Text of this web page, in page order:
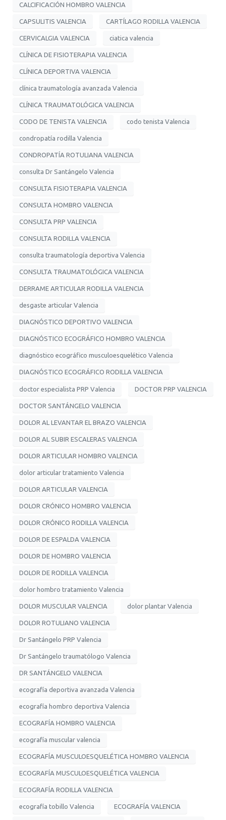
CALCIFICACIÓN HOMBRO VALENCIA
CAPSULITIS VALENCIA CARTÍLAGO RODILLA VALENCIA
CERVICALGIA VALENCIA ciatica valencia
CLÍNICA DE FISIOTERAPIA VALENCIA
CLÍNICA DEPORTIVA VALENCIA
clínica traumatología avanzada Valencia
CLÍNICA TRAUMATOLÓGICA VALENCIA
CODO DE TENISTA VALENCIA codo tenista Valencia
condropatía rodilla Valencia
CONDROPATÍA ROTULIANA VALENCIA
consulta Dr Santángelo Valencia
CONSULTA FISIOTERAPIA VALENCIA
CONSULTA HOMBRO VALENCIA
CONSULTA PRP VALENCIA
CONSULTA RODILLA VALENCIA
consulta traumatología deportiva Valencia
CONSULTA TRAUMATOLÓGICA VALENCIA
DERRAME ARTICULAR RODILLA VALENCIA
desgaste articular Valencia
DIAGNÓSTICO DEPORTIVO VALENCIA
DIAGNÓSTICO ECOGRÁFICO HOMBRO VALENCIA
diagnóstico ecográfico musculoesquelético Valencia
DIAGNÓSTICO ECOGRÁFICO RODILLA VALENCIA
doctor especialista PRP Valencia DOCTOR PRP VALENCIA
DOCTOR SANTÁNGELO VALENCIA
DOLOR AL LEVANTAR EL BRAZO VALENCIA
DOLOR AL SUBIR ESCALERAS VALENCIA
DOLOR ARTICULAR HOMBRO VALENCIA
dolor articular tratamiento Valencia
DOLOR ARTICULAR VALENCIA
DOLOR CRÓNICO HOMBRO VALENCIA
DOLOR CRÓNICO RODILLA VALENCIA
DOLOR DE ESPALDA VALENCIA
DOLOR DE HOMBRO VALENCIA
DOLOR DE RODILLA VALENCIA
dolor hombro tratamiento Valencia
DOLOR MUSCULAR VALENCIA dolor plantar Valencia
DOLOR ROTULIANO VALENCIA
Dr Santángelo PRP Valencia
Dr Santángelo traumatólogo Valencia
DR SANTÁNGELO VALENCIA
ecografía deportiva avanzada Valencia
ecografía hombro deportiva Valencia
ECOGRAFÍA HOMBRO VALENCIA
ecografía muscular valencia
ECOGRAFÍA MUSCULOESQUELÉTICA HOMBRO VALENCIA
ECOGRAFÍA MUSCULOESQUELÉTICA VALENCIA
ECOGRAFÍA RODILLA VALENCIA
ecografía tobillo Valencia ECOGRAFÍA VALENCIA